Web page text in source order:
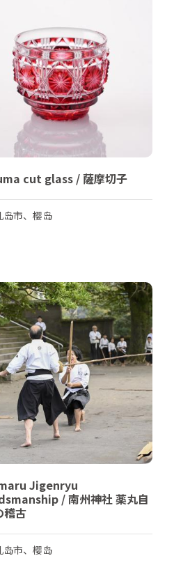
cut glass / 薩摩切子
岛市、樱岛
Jigenryu
/ 南州神社 薬丸自
稽古
岛市、樱岛